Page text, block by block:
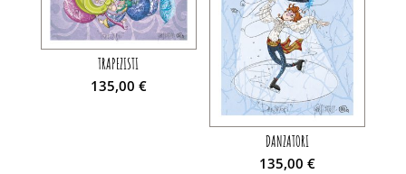
TRAPEZISTI
135,00 €
DANZATORI
135,00€